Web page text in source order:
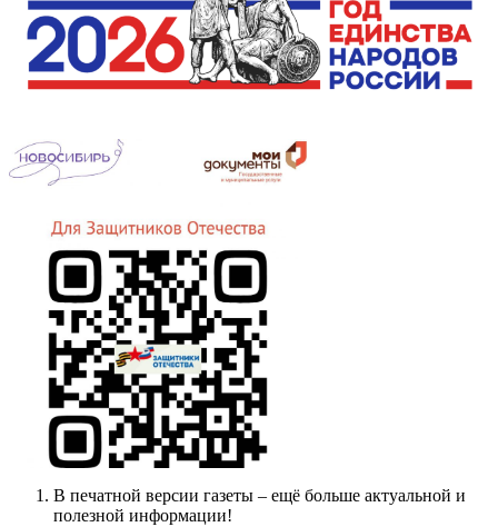
В печатной версии газеты – ещё больше актуальной и
полезной информации!